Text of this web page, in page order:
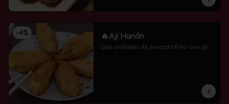
-4% 🔥Aji Hunán
Seis unidades de pescado frito con ají.